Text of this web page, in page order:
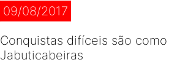
09/08/2017
Conquistas difíceis são como
Jabuticabeiras